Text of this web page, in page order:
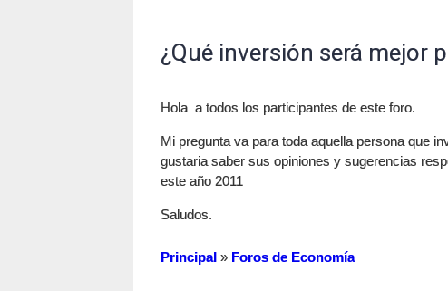
¿Qué inversión será mejor
Hola a todos los participantes de este foro.
Mi pregunta va para toda aquella persona que
gustaria saber sus opiniones y sugerencias
este año 2011
Saludos.
Principal » Foros de Economía